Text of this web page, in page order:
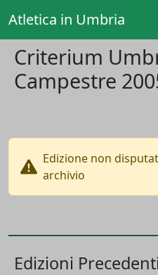
Atletica in Umbria
Criterium
Campestre
Edizione non
archivio
Edizioni